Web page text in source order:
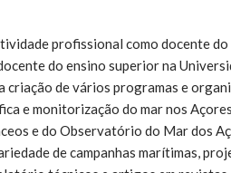
profissional como docente
do ensino superior na
criação de vários programas e
e monitorização do mar nos
e do Observatório do Mar dos
de campanhas marítimas,